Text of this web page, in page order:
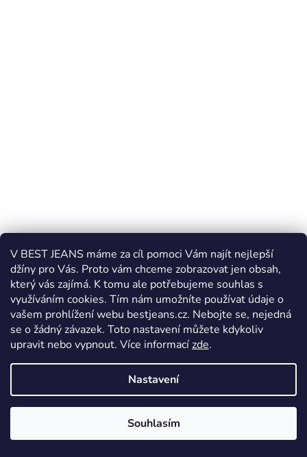
V BEST JEANS máme za cíl pomoci Vám najít nejlepší
džíny pro Vás. Proto vám chceme zobrazovat jen obsah,
který vás zajímá. K tomu ale potřebujeme souhlas s
využíváním cookies. Tím nám umožníte používat údaje o
vašem prohlížení webu bestjeans.cz. Nebojte se, nejedná
se o žádný závazek. Toto nastavení můžete kdykoliv
upravit nebo vypnout. Více informacízde.
Nastavení
Souhlasím
Dámské rifle Cross Jeans Rose N 487-077
Skladem